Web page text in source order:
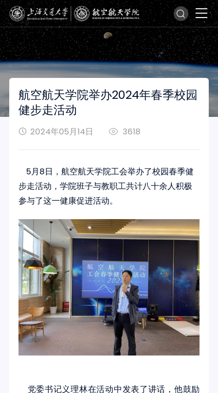
航空航天学院举办2024年春季校园
健步走活动
2024年05月14日 3618
5月8日，航空航天学院工会举办了校园春季健
步走活动，学院班子与教职工共计八十余人积极
参与了这一健康促进活动。
党委书记义理林在活动中发表了讲话，他鼓励